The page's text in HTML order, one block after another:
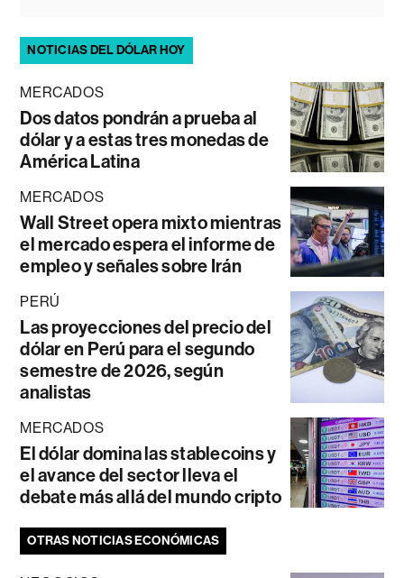
NOTICIAS DEL DÓLAR HOY
MERCADOS
Dos datos pondrán a prueba al
dólar y a estas tres monedas de
América Latina
MERCADOS
Wall Street opera mixto mientras
el mercado espera el informe de
empleo y señales sobre Irán
PERÚ
Las proyecciones del precio del
dólar en Perú para el segundo
semestre de 2026, según
analistas
MERCADOS
El dólar domina las stablecoins y
el avance del sector lleva el
debate más allá del mundo cripto
OTRAS NOTICIAS ECONÓMICAS